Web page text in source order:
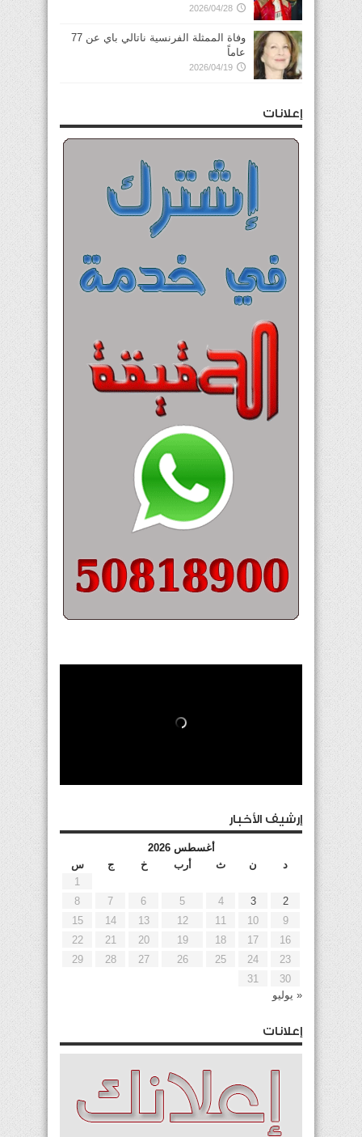
2026/04/28
وفاة الممثلة الفرنسية ناتالي باي عن 77
عاماً
2026/04/19
إعلانات
إرشيف الأخبار
أغسطس 2026
د
ن ث أرب خ ج
س
1
2
3
4
5
6
7
8
9
10
11
12
13
14
15
16
17
18
19
20
21
22
23
24
25
26
27
28
29
30
31
« يوليو
إعلانات